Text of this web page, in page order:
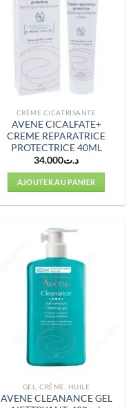
CRÈME CICATRISANTE
AVENE CICALFATE+
CREME REPARATRICE
PROTECTRICE 40ML
د.ت34.000
AJOUTER AU PANIER
GEL, CRÈME, HUILE
AVENE CLEANANCE GEL